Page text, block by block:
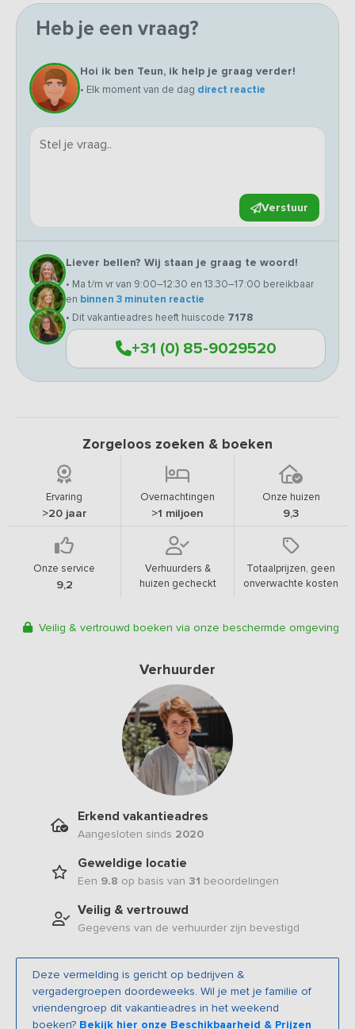
Heb je een vraag?
Hoi ik ben Teun, ik help je graag verder!
• Elk moment van de dag direct reactie
Verstuur
Liever bellen? Wij staan je graag te woord!
• Ma t/m vr van 9:00–12:30 en 13:30–17:00 bereikbaar
en binnen 3 minuten reactie
• Dit vakantieadres heeft huiscode 7178
+31 (0) 85-9029520
Zorgeloos zoeken & boeken
Ervaring
>20 jaar
Overnachtingen
>1 miljoen
Onze huizen
9,3
Onze service
9,2
Verhuurders &
huizen gecheckt
Totaalprijzen, geen
onverwachte kosten
Veilig & vertrouwd boeken via onze beschermde omgeving
Verhuurder
Erkend vakantieadres
Aangesloten sinds 2020
Geweldige locatie
Een 9.8 op basis van 31 beoordelingen
Veilig & vertrouwd
Gegevens van de verhuurder zijn bevestigd
Deze vermelding is gericht op bedrijven &
vergadergroepen doordeweeks. Wil je met je familie of
vriendengroep dit vakantieadres in het weekend
boeken? Bekijk hier onze Beschikbaarheid & Prijzen